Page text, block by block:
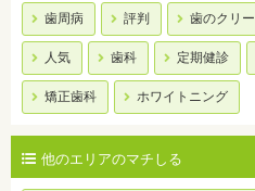
歯周病 評判 歯のクリ
人気 歯科 定期健診
矯正歯科 ホワイトニング
他のエリアのマチしる